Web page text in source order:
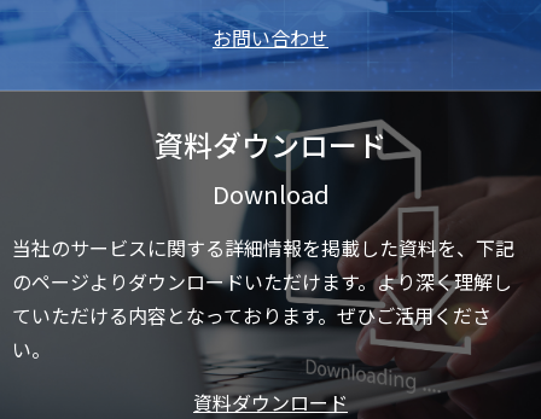
お問い合わせ
資料ダウンロード
Download
当社のサービスに関する詳細情報を掲載した資料を、下記
のページよりダウンロードいただけます。より深く理解し
ていただける内容となっております。ぜひご活用くださ
い。
資料ダウンロード